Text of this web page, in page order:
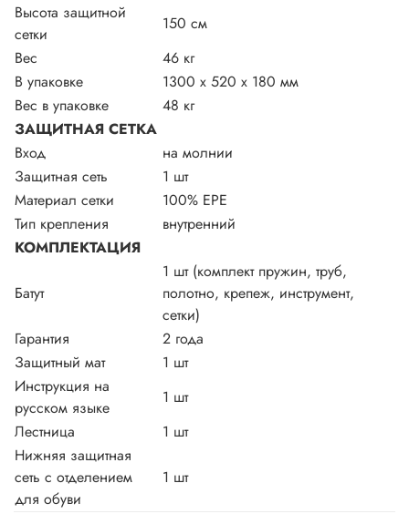
Высота защитной
сетки
150 см
Вес
46 кг
В упаковке
1300 х 520 х 180 мм
Вес в упаковке
48 кг
ЗАЩИТНАЯ СЕТКА
Вход
на молнии
Защитная сеть
1 шт
Материал сетки
100% EPE
Тип крепления
внутренний
КОМПЛЕКТАЦИЯ
Батут
1 шт (комплект пружин, труб,
полотно, крепеж, инструмент,
сетки)
Гарантия
2 года
Защитный мат
1 шт
Инструкция на
русском языке
1 шт
Лестница
1 шт
Нижняя защитная
сеть с отделением
для обуви
1 шт